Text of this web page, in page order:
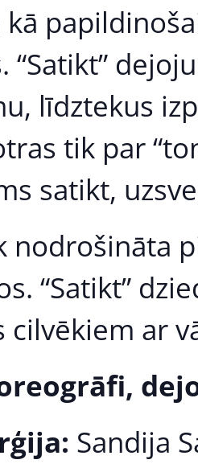
kā
“Satikt”
līdztekus
tik par
satikt,
nodrošināta
“Satikt”
cilvēkiem ar
Sandija